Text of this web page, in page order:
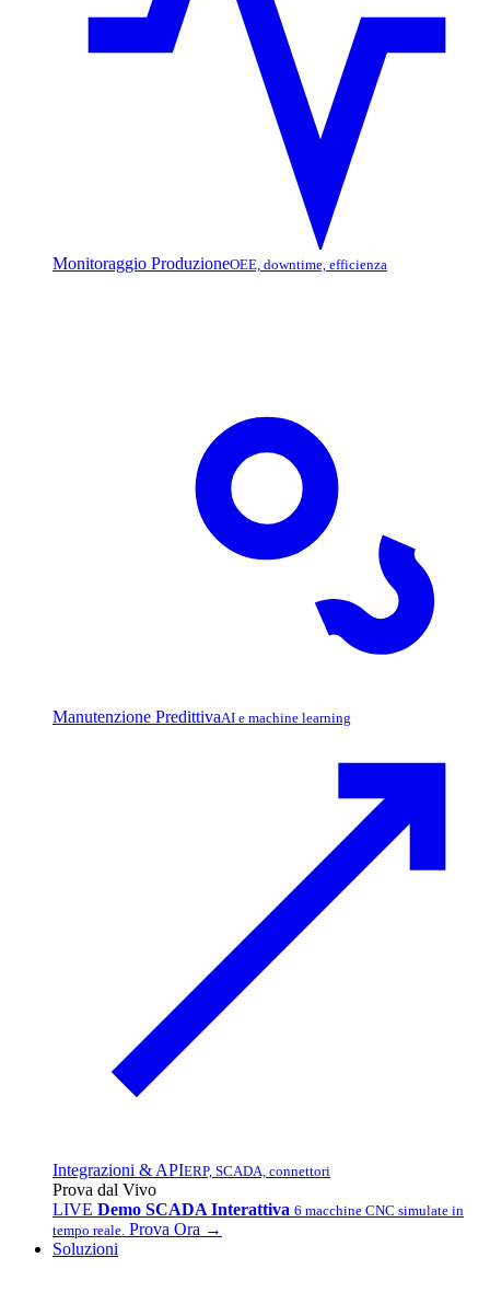
Monitoraggio ProduzioneOEE, downtime, efficienza
Manutenzione PredittivaAI e machine learning
Integrazioni & APIERP, SCADA, connettori
Prova dal Vivo
LIVE Demo SCADA Interattiva 6 macchine CNC simulate in
tempo reale. Prova Ora →
Soluzioni